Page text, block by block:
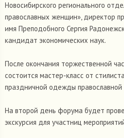
Новосибирского регионального
православных женщин», директор
имя Преподобного Сергия
кандидат экономических наук.
После окончания торжественной
состоится мастер-класс от
праздничной одежды
На второй день форума будет
экскурсия для участниц